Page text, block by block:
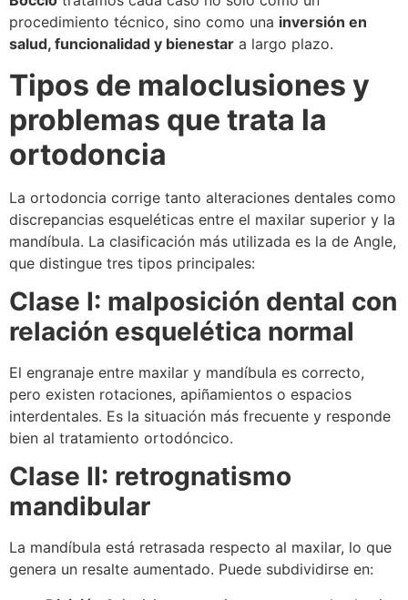
procedimiento técnico, sino como una inversión en
salud, funcionalidad y bienestar a largo plazo.
Tipos de maloclusiones y
problemas que trata la
ortodoncia
La ortodoncia corrige tanto alteraciones dentales como
discrepancias esqueléticas entre el maxilar superior y la
mandíbula. La clasificación más utilizada es la de Angle,
que distingue tres tipos principales:
Clase I: malposición dental con
relación esquelética normal
El engranaje entre maxilar y mandíbula es correcto,
pero existen rotaciones, apiñamientos o espacios
interdentales. Es la situación más frecuente y responde
bien al tratamiento ortodóncico.
Clase II: retrognatismo
mandibular
La mandíbula está retrasada respecto al maxilar, lo que
genera un resalte aumentado. Puede subdividirse en: